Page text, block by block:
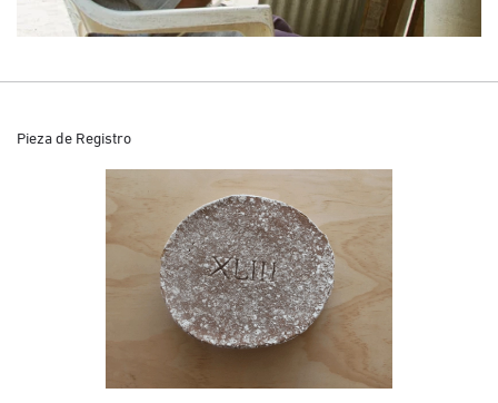
Pieza de Registro